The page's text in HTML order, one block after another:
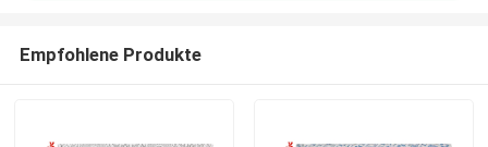
Empfohlene Produkte